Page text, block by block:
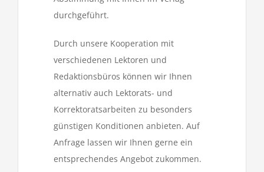
durchgeführt.
Durch unsere Kooperation mit
verschiedenen Lektoren und
Redaktionsbüros können wir Ihnen
alternativ auch Lektorats- und
Korrektoratsarbeiten zu besonders
günstigen Konditionen anbieten. Auf
Anfrage lassen wir Ihnen gerne ein
entsprechendes Angebot zukommen.